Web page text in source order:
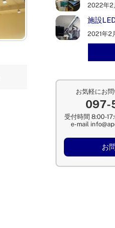
2022年2
施設
2021年2
お気軽にお問
097-
受付時間 8:00-
e-mail
お